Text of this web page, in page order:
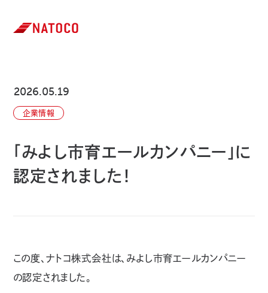
2026.05.19
企業情報
「みよし市育エールカンパニー」に
認定されました！
この度、ナトコ株式会社は、みよし市育エールカンパニー
の認定されました。